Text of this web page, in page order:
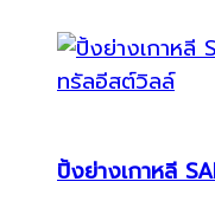
ปิ้งย่างเกาหลี